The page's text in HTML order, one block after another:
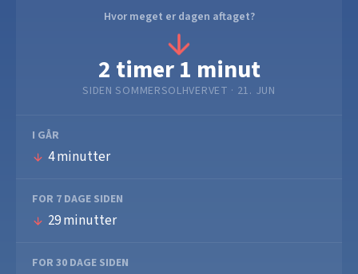
Hvor meget er dagen aftaget?
2 timer 1 minut
SIDEN SOMMERSOLHVERVET · 21. JUN
I GÅR
4 minutter
FOR 7 DAGE SIDEN
29 minutter
FOR 30 DAGE SIDEN